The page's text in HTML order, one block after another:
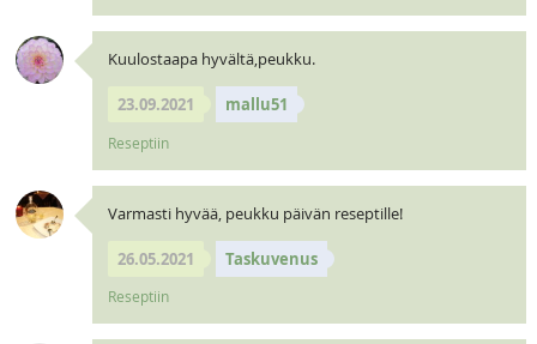
Kuulostaapa hyvältä,peukku.
23.09.2021 mallu51
Reseptiin
Varmasti hyvää, peukku päivän reseptille!
26.05.2021 Taskuvenus
Reseptiin